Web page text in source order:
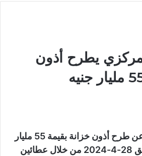
يطرح أذون
أعلن البنك المركزي عن طرح أذون خزانة بقيمة 55 مليار
جنيه، غداً الأحد الموافق 28-4-2024 من خلال عطائين